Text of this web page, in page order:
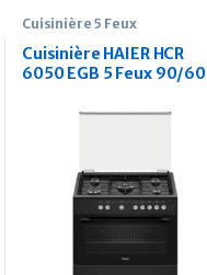
Cuisinière 5 Feux
Cuisinière HAIER HCR
6050 EGB 5 Feux 90/60